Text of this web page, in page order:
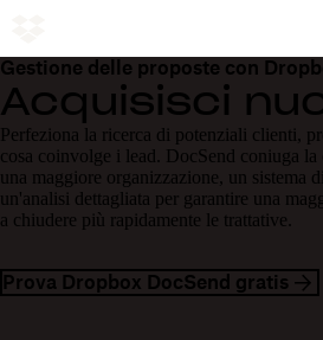
Gestione delle proposte con
Acquisisci
Perfeziona la ricerca di potenziali clienti,
cosa coinvolge i lead. DocSend coniuga
una maggiore organizzazione, un sistema
un'analisi dettagliata per garantire una
a chiudere più rapidamente le trattative.
Prova Dropbox DocSend gratis